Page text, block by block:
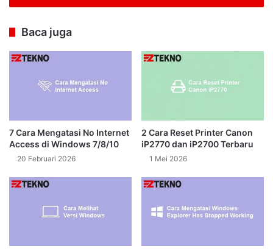
Baca juga
7 Cara Mengatasi No Internet
Access di Windows 7/8/10
20 Februari 2026
2 Cara Reset Printer Canon
iP2770 dan iP2700 Terbaru
1 Mei 2026